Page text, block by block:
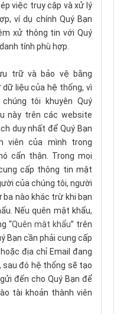
việc truy cập và xử lý
ví dụ chính Quý Bạn
xử thông tin với Quý
tính phù hợp.
trữ và bảo vệ bằng
liệu của hệ thống, vì
tôi khuyên Quý
này trên các website
duy nhất để Quý Bạn
viên của mình trong
cẩn thận. Trong mọi
cấp thông tin mật
của chúng tôi, người
nào khác trừ khi bạn
Nếu quên mật khẩu,
“Quên mật khẩu” trên
Bạn cần phải cung cấp
địa chỉ Email đang
sau đó hệ thống sẽ tạo
đến cho Quý Bạn để
tài khoản thành viên